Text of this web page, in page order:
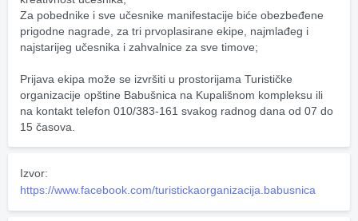
Za pobednike i sve učesnike manifestacije biće obezbeđene
prigodne nagrade, za tri prvoplasirane ekipe, najmlađeg i
najstarijeg učesnika i zahvalnice za sve timove;
Prijava ekipa može se izvršiti u prostorijama Turističke
organizacije opštine Babušnica na Kupališnom kompleksu ili
na kontakt telefon 010/383-161 svakog radnog dana od 07 do
15 časova.
Izvor:
https://www.facebook.com/turistickaorganizacija.babusnica